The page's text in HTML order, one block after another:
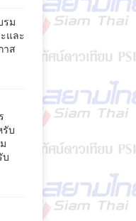
รม
และ
าส
รับ
บ